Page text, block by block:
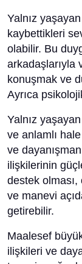
Yalnız
kaybettikleri
olabilir. Bu
arkadaşlarıyla
konuşmak ve
Ayrıca
Yalnız
ve anlamlı
ve
ilişkilerinin
destek olması,
ve manevi
getirebilir.
Maalesef
ilişkileri ve